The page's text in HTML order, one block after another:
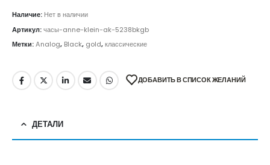
Наличие: Нет в наличии
Артикул:часы-anne-klein-ak-5238bkgb
Метки:Analog, Black, gold,классические
ДОБАВИТЬ В СПИСОК ЖЕЛАНИЙ
ДЕТАЛИ